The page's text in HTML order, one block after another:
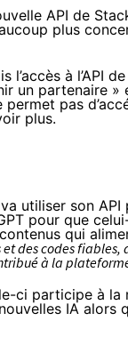
API de
plus
l’accès à l’API
un partenaire »
pas
plus.
utiliser son
pour que
qui
et des codes
à la
ci participe à la
IA alors